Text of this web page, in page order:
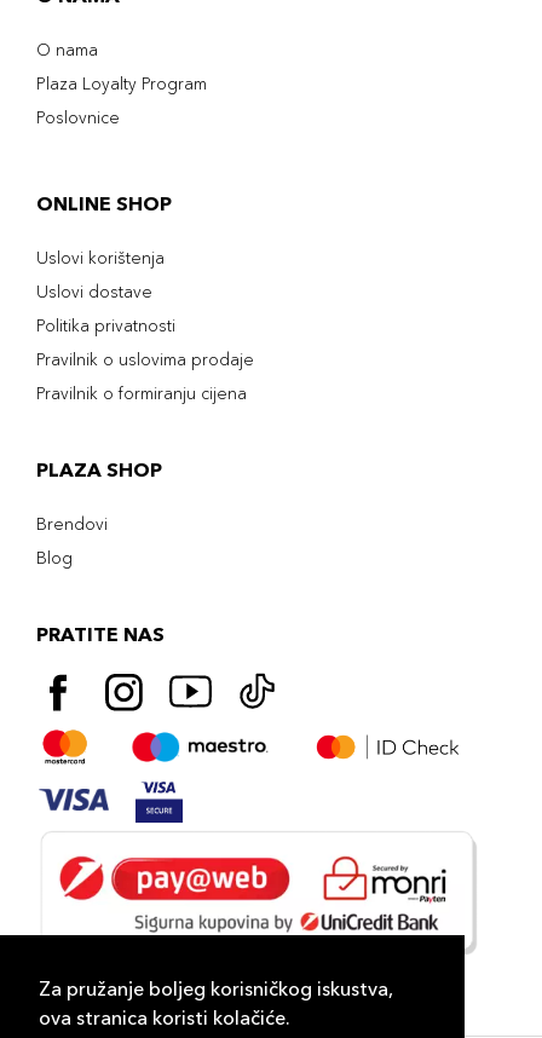
Za pružanje boljeg korisničkog iskustva,
ova stranica koristi kolačiće.
O nama
Plaza Loyalty Program
Poslovnice
ONLINE SHOP
Uslovi korištenja
Uslovi dostave
Politika privatnosti
Pravilnik o uslovima prodaje
Pravilnik o formiranju cijena
PLAZA SHOP
Brendovi
Blog
PRATITE NAS